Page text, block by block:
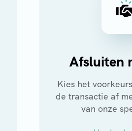
Afsluiten
Kies het
de transactie af
van onze